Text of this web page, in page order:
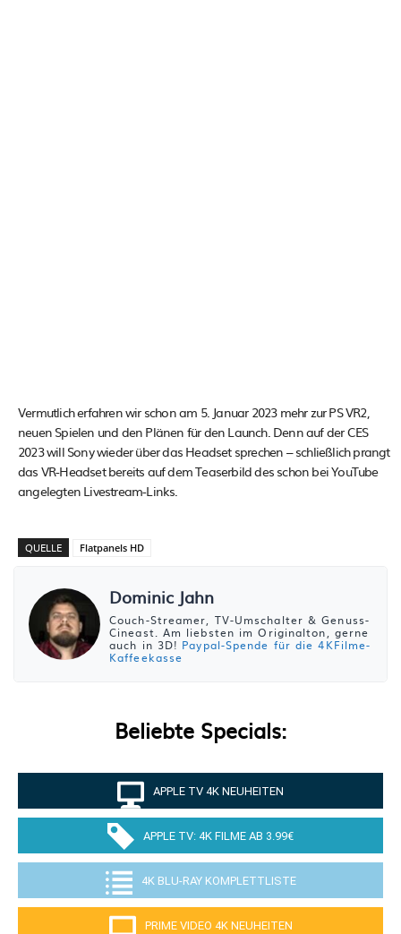
Vermutlich erfahren wir schon am 5. Januar 2023 mehr zur PS VR2,
neuen Spielen und den Plänen für den Launch. Denn auf der CES
2023 will Sony wieder über das Headset sprechen – schließlich prangt
das VR-Headset bereits auf dem Teaserbild des schon bei YouTube
angelegten Livestream-Links.
QUELLE Flatpanels HD
Dominic Jahn
Couch-Streamer, TV-Umschalter & Genuss-
Cineast. Am liebsten im Originalton, gerne
auch in 3D! Paypal-Spende für die 4KFilme-
Kaffeekasse
Beliebte Specials:
APPLE TV 4K NEUHEITEN
APPLE TV: 4K FILME AB 3.99€
4K BLU-RAY KOMPLETTLISTE
PRIME VIDEO 4K NEUHEITEN